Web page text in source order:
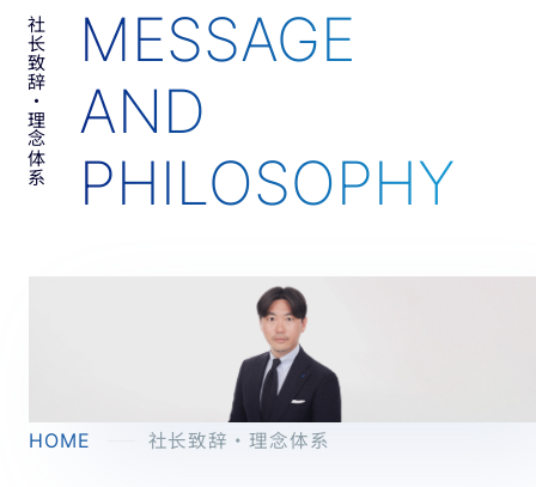
社长致辞・理念体系 MESSAGE
AND
PHILOSOPHY
HOME 社长致辞・理念体系